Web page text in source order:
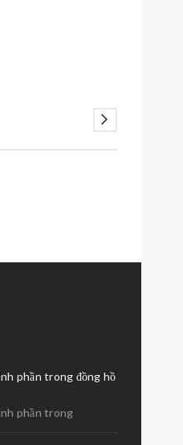
phần trong đồng hồ
phần trong